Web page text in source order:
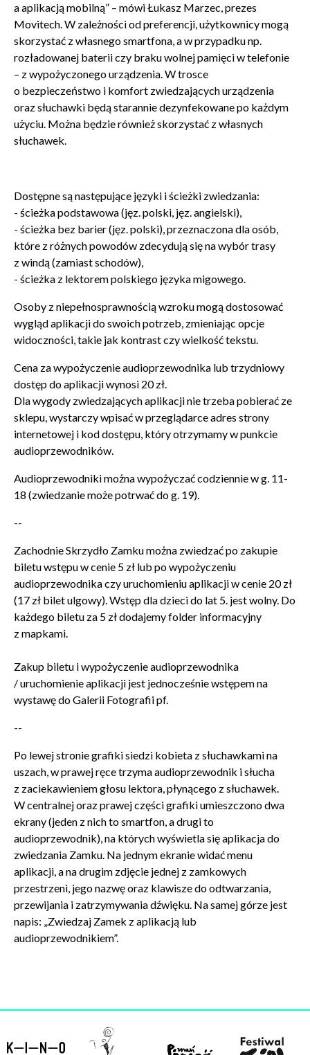
POTWIERDŹ ADRES EMAIL
w celu skorzystania z usługi newsletter.
Administratorem danych osobowych jest Centrum
Kultury ZAMEK z siedzibą w Poznaniu. Zapoznałem/am
się z informacjami dotyczącymi przetwarzania danych
osobowych, które są zawarte w
Polityce prywatności
a aplikacją mobilną” – mówi Łukasz Marzec, prezes
Movitech. W zależności od preferencji, użytkownicy mogą
skorzystać z własnego smartfona, a w przypadku np.
rozładowanej baterii czy braku wolnej pamięci w telefonie
– z wypożyczonego urządzenia. W trosce
o bezpieczeństwo i komfort zwiedzających urządzenia
oraz słuchawki będą starannie dezynfekowane po każdym
użyciu. Można będzie również skorzystać z własnych
słuchawek.
Dostępne są następujące języki i ścieżki zwiedzania:
- ścieżka podstawowa (jęz. polski, jęz. angielski),
- ścieżka bez barier (jęz. polski), przeznaczona dla osób,
które z różnych powodów zdecydują się na wybór trasy
z windą (zamiast schodów),
- ścieżka z lektorem polskiego języka migowego.
Osoby z niepełnosprawnością wzroku mogą dostosować
wygląd aplikacji do swoich potrzeb, zmieniając opcje
widoczności, takie jak kontrast czy wielkość tekstu.
Cena za wypożyczenie audioprzewodnika lub trzydniowy
dostęp do aplikacji wynosi 20 zł.
Dla wygody zwiedzających aplikacji nie trzeba pobierać ze
sklepu, wystarczy wpisać w przeglądarce adres strony
internetowej i kod dostępu, który otrzymamy w punkcie
audioprzewodników.
Audioprzewodniki można wypożyczać codziennie w g. 11-
18 (zwiedzanie może potrwać do g. 19).
--
Zachodnie Skrzydło Zamku można zwiedzać po zakupie
biletu wstępu w cenie 5 zł lub po wypożyczeniu
audioprzewodnika czy uruchomieniu aplikacji w cenie 20 zł
(17 zł bilet ulgowy).Wstęp dla dzieci do lat 5. jest wolny. Do
każdego biletu za 5 zł dodajemy folder informacyjny
z mapkami.
Zakup biletu i wypożyczenie audioprzewodnika
/ uruchomienie aplikacji jest jednocześnie wstępem na
wystawę do Galerii Fotografii pf.
--
Po lewej stronie grafiki siedzi kobieta z słuchawkami na
uszach, w prawej ręce trzyma audioprzewodnik i słucha
z zaciekawieniem głosu lektora, płynącego z słuchawek.
W centralnej oraz prawej części grafiki umieszczono dwa
ekrany (jeden z nich to smartfon, a drugi to
audioprzewodnik), na których wyświetla się aplikacja do
zwiedzania Zamku. Na jednym ekranie widać menu
aplikacji, a na drugim zdjęcie jednej z zamkowych
przestrzeni, jego nazwę oraz klawisze do odtwarzania,
przewijania i zatrzymywania dźwięku. Na samej górze jest
napis: „Zwiedzaj Zamek z aplikacją lub
audioprzewodnikiem”.